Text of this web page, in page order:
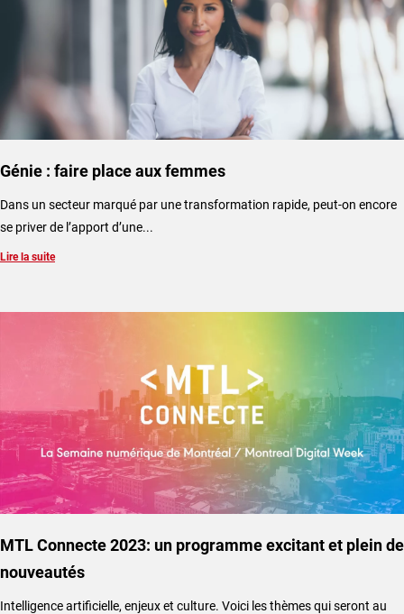
Génie : faire place aux femmes
Dans un secteur marqué par une transformation rapide, peut-on encore
se priver de l’apport d’une...
Lire la suite
MTL Connecte 2023: un programme excitant et plein de
nouveautés
Intelligence artificielle, enjeux et culture. Voici les thèmes qui seront au